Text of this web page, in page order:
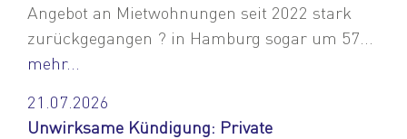
Angebot an Mietwohnungen seit 2022 stark
zurückgegangen ? in Hamburg sogar um 57...
mehr...
21.07.2026
Unwirksame Kündigung: Private